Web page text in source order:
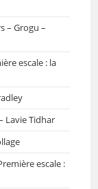
– Grogu –
escale : la
Lavie Tidhar
escale :